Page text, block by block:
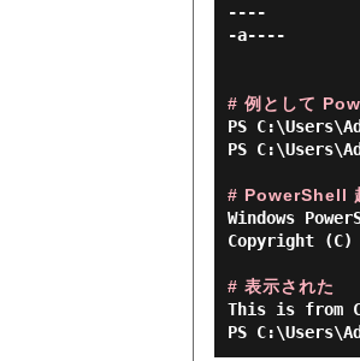
----
-a----
# 例として
PS
PS
# PowerShell
Windows
Copyright
# 表示された
This is from